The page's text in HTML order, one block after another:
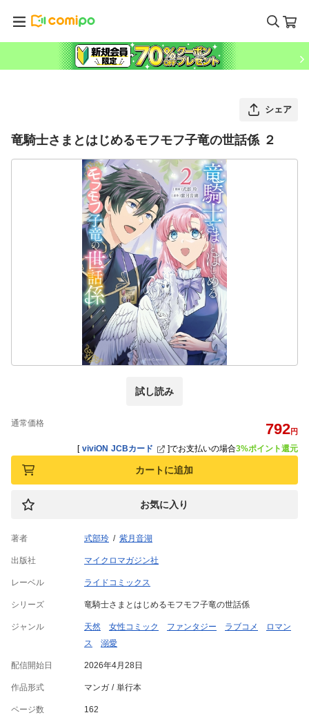
シェア
竜騎士さまとはじめるモフモフ子竜の世話係 ２
試し読み
通常価格 792円
[ viviON JCBカード ]でお支払いの場合3%ポイント還元
カートに追加
お気に入り
著者 式部玲 紫月音湖
出版社 マイクロマガジン社
レーベル ライドコミックス
シリーズ 竜騎士さまとはじめるモフモフ子竜の世話係
ジャンル 天然 女性コミック ファンタジー ラブコメ
ロマン
ス
溺愛
配信開始日 2026年4月28日
作品形式 マンガ 単行本
ページ数 162